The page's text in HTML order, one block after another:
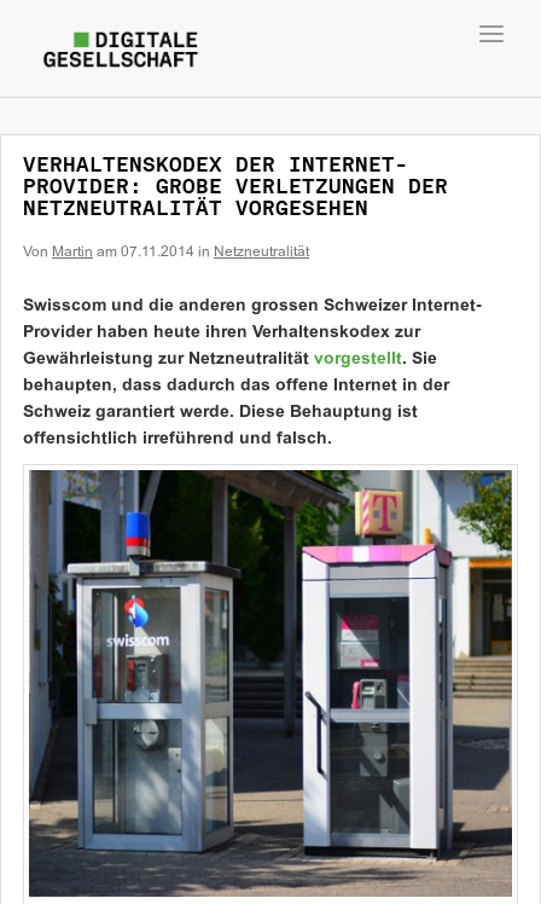
VERHALTENSKODEX DER INTERNET-
PROVIDER: GROBE VERLETZUNGEN DER
NETZNEUTRALITÄT VORGESEHEN
Von Martin am 07.11.2014 in Netzneutralität
Swisscom und die anderen grossen Schweizer Internet-
Provider haben heute ihren Verhaltenskodex zur
Gewährleistung zur Netzneutralität vorgestellt. Sie
behaupten, dass dadurch das offene Internet in der
Schweiz garantiert werde. Diese Behauptung ist
offensichtlich irreführend und falsch.